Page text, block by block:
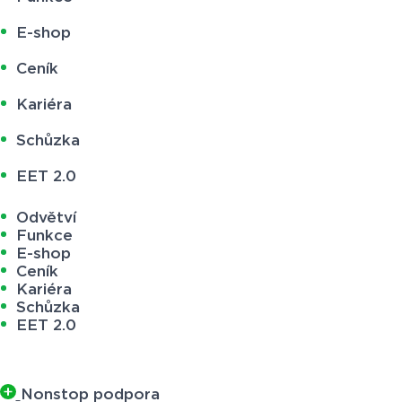
E-shop
Ceník
Kariéra
Schůzka
EET 2.0
Odvětví
Funkce
E-shop
Ceník
Kariéra
Schůzka
EET 2.0
Nonstop podpora